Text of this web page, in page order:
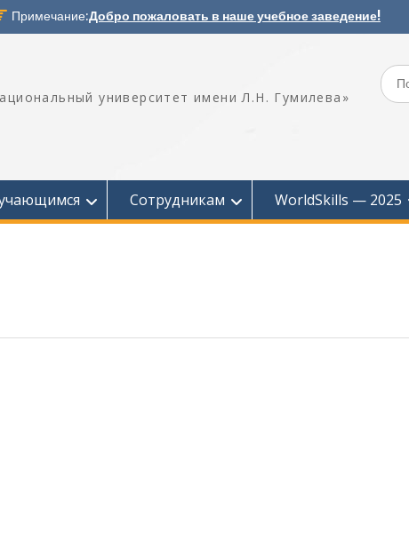
Примечание:Добро пожаловать в наше учебное заведение!
университет имени Л.Н. Гумилева»
Поиск
по:
Сотрудникам WorldSkills — 2025